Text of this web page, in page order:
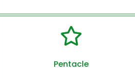

Pentacle